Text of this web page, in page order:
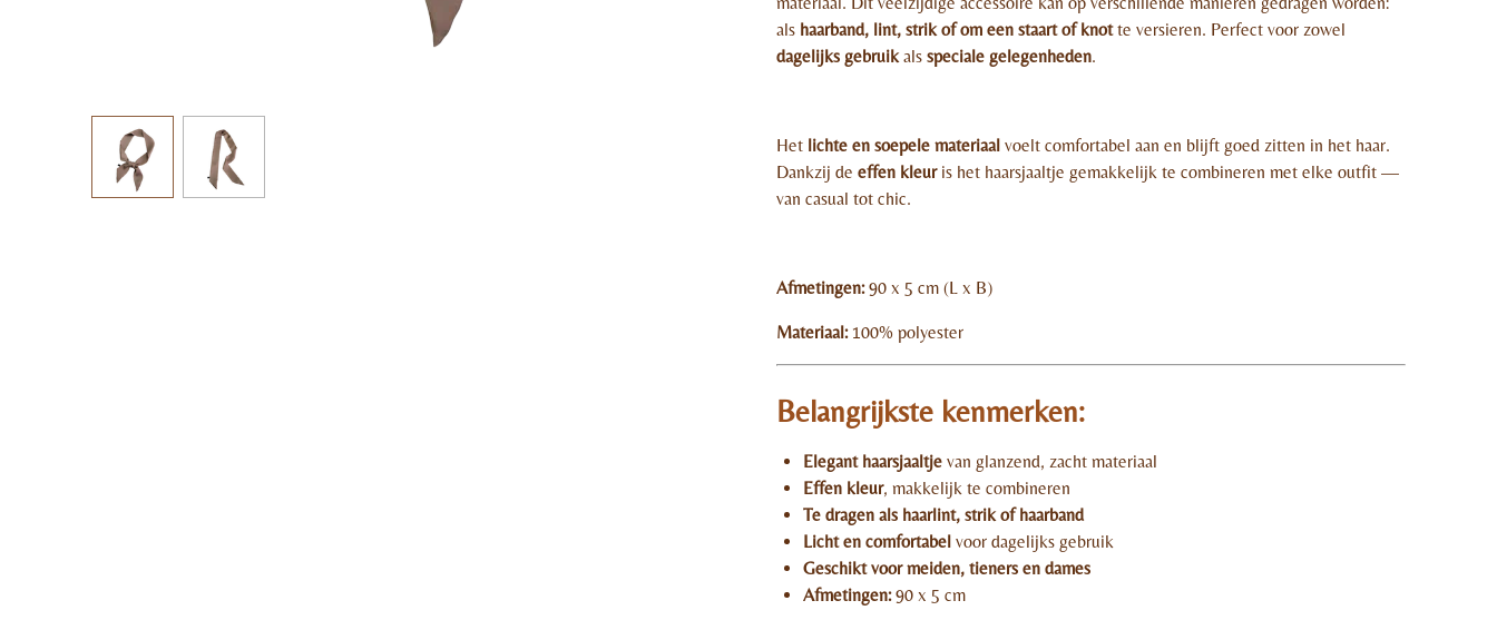
als haarband, lint, strik of om een staart of knotte versieren. Perfect voor zowel
dagelijks gebruikals speciale gelegenheden.
Het lichte en soepele materiaal voelt comfortabel aan en blijft goed zitten in het haar.
Dankzij de effen kleuris het haarsjaaltje gemakkelijk te combineren met elke outfit —
van casual tot chic.
Afmetingen:90 x 5 cm (L x B)
Materiaal:100% polyester
Belangrijkste kenmerken:
Elegant haarsjaaltje van glanzend, zacht materiaal
Effen kleur, makkelijk te combineren
Te dragen als haarlint, strik of haarband
Licht en comfortabel voor dagelijks gebruik
Geschikt voor meiden, tieners en dames
Afmetingen:90 x 5 cm